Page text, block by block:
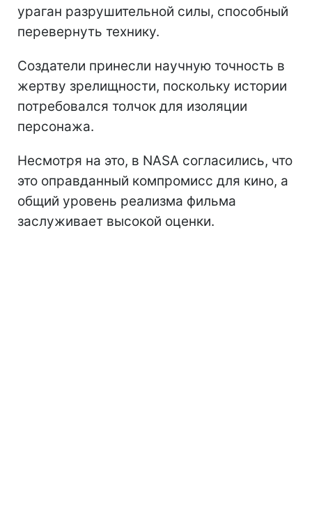
ураган разрушительной силы, способный
перевернуть технику.
Создатели принесли научную точность в
жертву зрелищности, поскольку истории
потребовался толчок для изоляции
персонажа.
Несмотря на это, в NASA согласились, что
это оправданный компромисс для кино, а
общий уровень реализма фильма
заслуживает высокой оценки.